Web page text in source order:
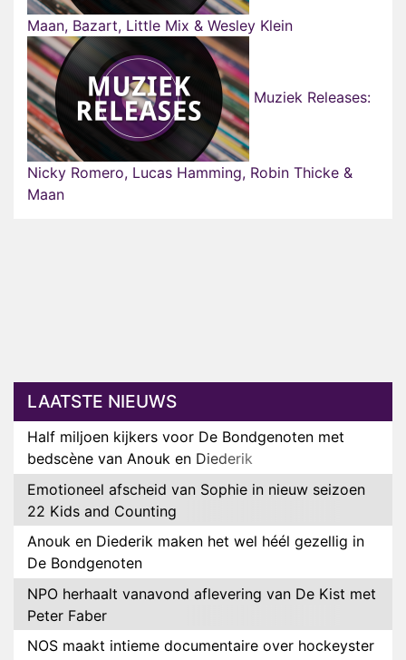
Maan, Bazart, Little Mix & Wesley Klein
Muziek Releases:
Nicky Romero, Lucas Hamming, Robin Thicke &
Maan
LAATSTE NIEUWS
Half miljoen kijkers voor De Bondgenoten met
bedscène van Anouk en Diederik
Emotioneel afscheid van Sophie in nieuw seizoen
22 Kids and Counting
Anouk en Diederik maken het wel héél gezellig in
De Bondgenoten
NPO herhaalt vanavond aflevering van De Kist met
Peter Faber
NOS maakt intieme documentaire over hockeyster